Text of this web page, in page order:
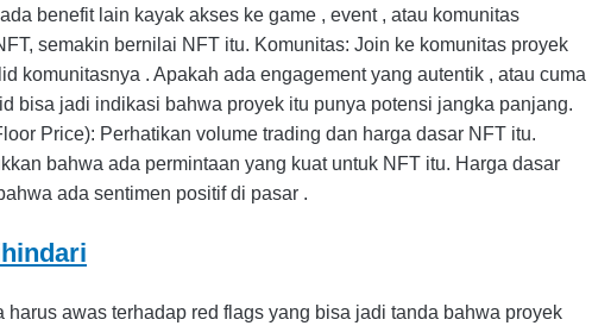
benefit lain kayak akses ke game , event , atau komunitas
semakin bernilai NFT itu. Komunitas: Join ke komunitas proyek
komunitasnya . Apakah ada engagement yang autentik , atau cuma
bisa jadi indikasi bahwa proyek itu punya potensi jangka panjang.
Price): Perhatikan volume trading dan harga dasar NFT itu.
bahwa ada permintaan yang kuat untuk NFT itu. Harga dasar
ada sentimen positif di pasar .
awas terhadap red flags yang bisa jadi tanda bahwa proyek